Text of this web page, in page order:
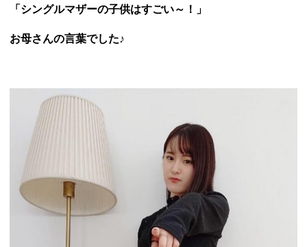
「シングルマザーの子供はすごい～！」
お母さんの言葉でした♪